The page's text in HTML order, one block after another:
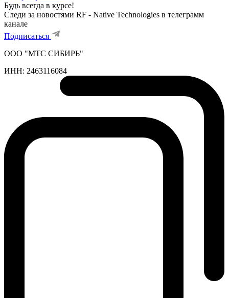
Будь всегда в курсе!
Следи за новостями RF - Native Technologies в телеграмм
канале
Подписаться
ООО "МТС СИБИРЬ"
ИНН: 2463116084